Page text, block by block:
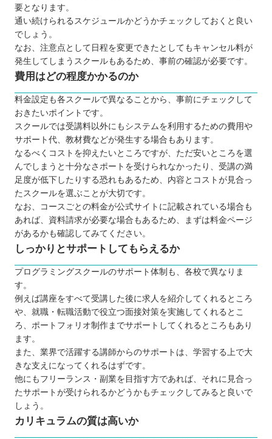
要となります。
通い続けられるスケジュールかどうかチェックしておくと良い
でしょう。
なお、注意点として日程を変更できたとしてもキャンセル料が
発生してしまうスクールもあるため、事前の確認が必要です。
費用はどの程度かかるのか
料金設定も各スクールで異なることから、事前にチェックして
おきたいポイントです。
スクールでは受講料以外にもシステムを利用するための費用や
サポート代、教材費などが発生する場合もあります。
なるべくコストを抑えたいところですが、ただ安いところを選
んでしまうと十分なさポートを受けられなかったり、受講の満
足度が低下したりする恐れもあるため、内容とコストが見合っ
たスクールを選ぶことが大切です。
なお、コースごとの料金が公式サイトに記載されている場合も
あれば、資料請求が必要な場合もあるため、まずは料金ページ
があるかも確認してみてください。
しっかりとサポートしてもらえるか
プログラミングスクールのサポート体制も、各校で異なりま
す。
例えば講座をすべて受講した後に求人を紹介してくれるところ
や、就職・転職活動で役立つ面接対策を実施してくれるとこ
ろ、ポートフォリオ制作までサポートしてくれるところもあり
ます。
また、業界で活躍する講師からのサポートは、学習する上で大
きな支えになってくれるはずです。
他にもフリーランス・副業を目指す方であれば、それに見合っ
たサポートが受けられるかどうかもチェックしてみると良いで
しょう。
カリキュラムの質は高いか